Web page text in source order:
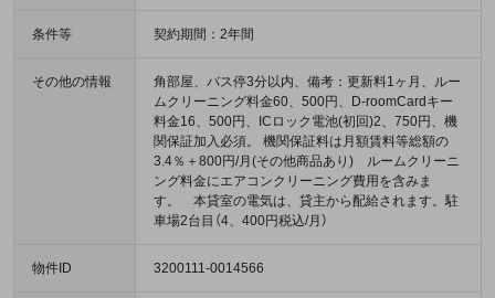
条件等 契約期間：2年間
その他の情報
角部屋、バス停3分以内、備考：更新料1ヶ月、ルー
ムクリーニング料金60、500円、D-roomCardキー
料金16、500円、ICロック電池(初回)2、750円、機
関保証加入必須。 機関保証料は月額賃料等総額の
3.4％＋800円/月(その他商品あり) ルームクリーニ
ング料金にエアコンクリーニング費用を含みま
す。 本貸室の電気は、貸主から配給されます。駐
車場2台目（4、400円税込/月）
物件ID 3200111-0014566